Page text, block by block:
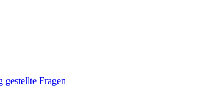
gestellte Fragen